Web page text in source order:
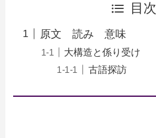
目次
原文 読み 意味
大構造と係り受け
古語探訪